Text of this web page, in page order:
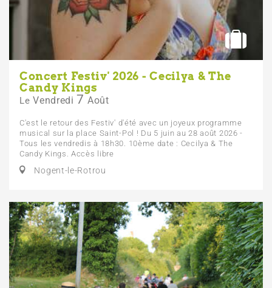
Concert Festiv' 2026 - Cecilya & The
Candy Kings
Le Vendredi 7 Août
C'est le retour des Festiv' d'été avec un joyeux programme
musical sur la place Saint-Pol ! Du 5 juin au 28 août 2026 -
Tous les vendredis à 18h30. 10ème date : Cecilya & The
Candy Kings. Accès libre
Nogent-le-Rotrou